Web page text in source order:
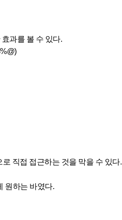
과를 볼 수 있다.
직접 접근하는 것을 막을 수 있다.
원하는 바였다.